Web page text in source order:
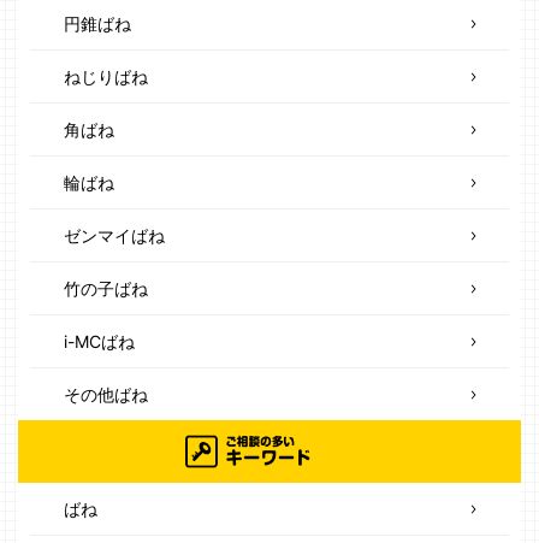
円錐ばね
ねじりばね
角ばね
輪ばね
ゼンマイばね
竹の子ばね
i-MCばね
その他ばね
ばね